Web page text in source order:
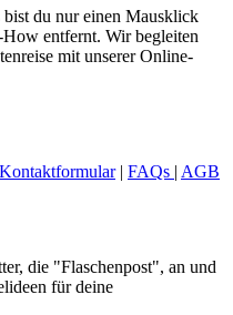
du nur einen Mausklick
entfernt. Wir begleiten
mit unserer Online-
Kontaktformular| FAQs | AGB
die "Flaschenpost", an und
für deine